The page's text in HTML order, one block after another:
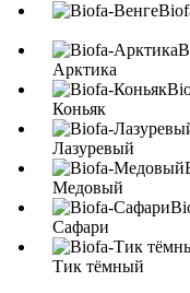
Арктика
Коньяк
Лазуревый
Медовый
Сафари
Тик тёмный